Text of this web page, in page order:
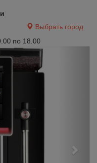
Выбрать город
по 18.00